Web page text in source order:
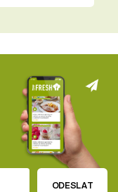
ODESLAT